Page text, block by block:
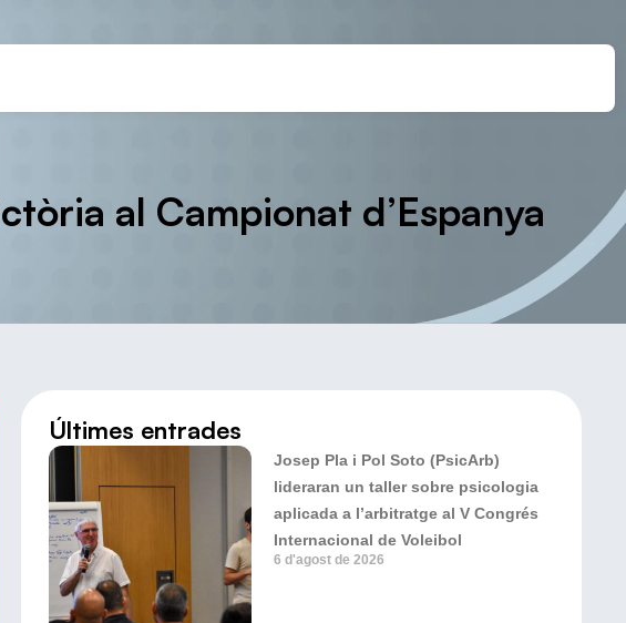
al Campionat d’Espanya
Últimes entrades
Josep Pla i Pol Soto (PsicArb)
lideraran un taller sobre psicologia
aplicada a l’arbitratge al V Congrés
Internacional de Voleibol
6 d'agost de 2026